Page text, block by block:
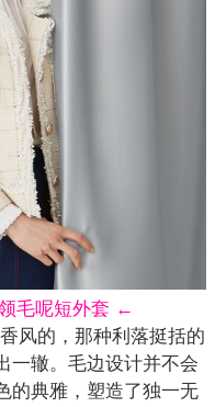
毛呢短外套 ←
的，那种利落挺括的
一辙。毛边设计并不会
的典雅，塑造了独一无